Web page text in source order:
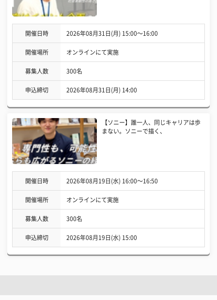
開催日時 2026年08月31日(月) 15:00〜16:00
開催場所 オンラインにて実施
募集人数 300名
申込締切 2026年08月31日(月) 14:00
【ソニー】誰一人、同じキャリアは歩
まない。ソニーで描く、
開催日時 2026年08月19日(水) 16:00〜16:50
開催場所 オンラインにて実施
募集人数 300名
申込締切 2026年08月19日(水) 15:00